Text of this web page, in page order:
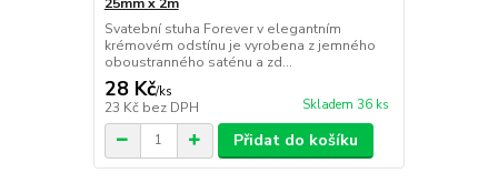
Svatební stuha Forever v elegantním
krémovém odstínu je vyrobena z jemného
oboustranného saténu a zd...
28 Kč/ks
23 Kč bez DPH Skladem 36 ks
Přidat do košíku